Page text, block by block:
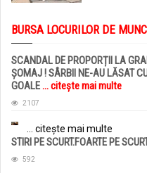
BURSA LOCURILOR DE
SCANDAL DE PROPORȚII LA
ȘOMAJ ! SÂRBII NE-AU LĂSAT
GOALE ... citește mai multe
2107
... citește mai multe
STIRI PE SCURT.FOARTE PE
592